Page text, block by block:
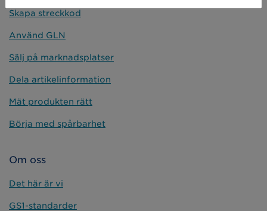
Skapa streckkod
Använd GLN
Sälj på marknadsplatser
Dela artikelinformation
Mät produkten rätt
Börja med spårbarhet
Om oss
Det här är vi
GS1-standarder